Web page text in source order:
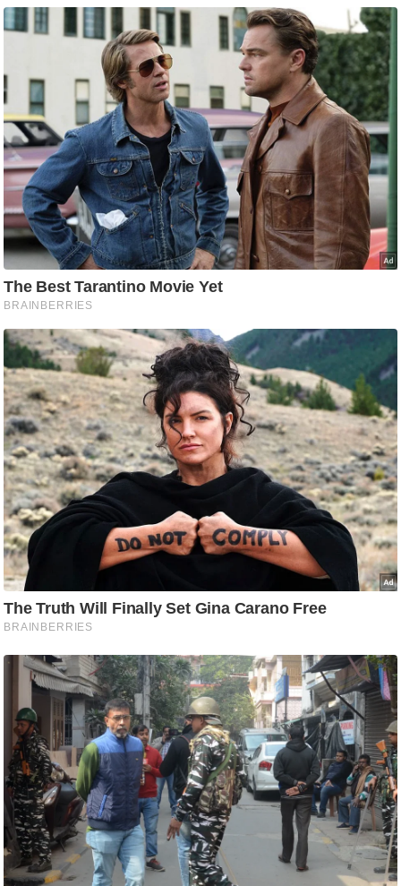
g
N
w
ला
इ
फ
स्टा
इ
ल
टे
क्नॉ
जी
ब्यू
टी
/
फै
श
न
घ
रे
लू
नु
स्खे
प
र्य
न
स्थ
ल
फि
ट
ने
स
मं